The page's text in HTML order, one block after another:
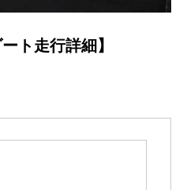
ト走行詳細】